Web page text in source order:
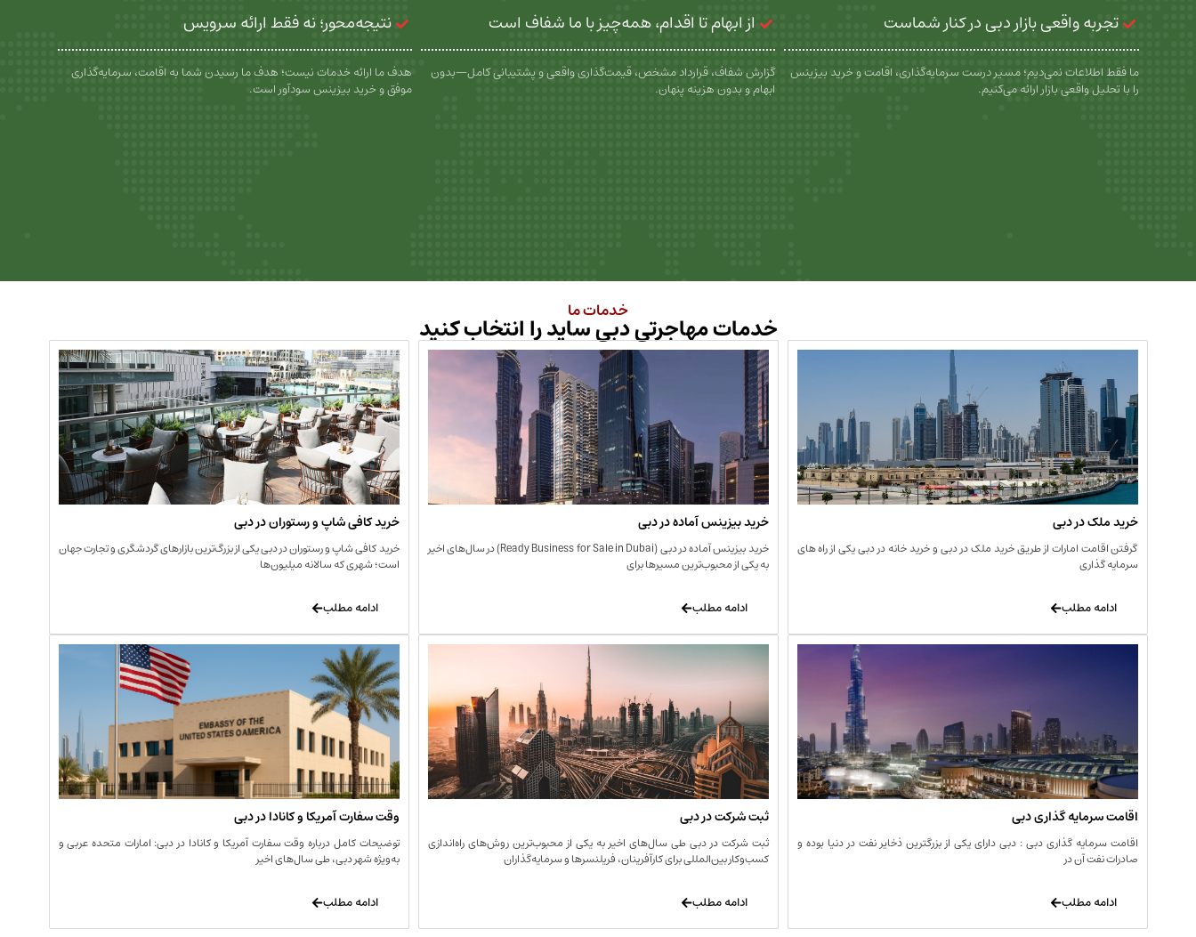
تجربه واقعی بازار دبی در کنار شماست
ما فقط اطلاعات نمی‌دیم؛ مسیر درست سرمایه‌گذاری، اقامت و خرید بیزینس
را با تحلیل واقعی بازار ارائه می‌کنیم.
از ابهام تا اقدام، همه‌چیز با ما شفاف است
گزارش شفاف، قرارداد مشخص، قیمت‌گذاری واقعی و پشتیبانی کامل—بدون
ابهام و بدون هزینه پنهان.
نتیجه‌محور؛ نه فقط ارائه سرویس
هدف ما ارائه خدمات نیست؛ هدف ما رسیدن شما به اقامت، سرمایه‌گذاری
موفق و خرید بیزینس سودآور است.
خدمات ما
خدمات مهاجرتی دبی ساید را انتخاب کنید
خرید ملک در دبی
گرفتن اقامت امارات از طریق خرید ملک در دبی و خرید خانه در دبی یکی از راه های
سرمایه گذاری
ادامه مطلب
خرید بیزینس آماده در دبی
خرید بیزینس آماده در دبی (Ready Business for Sale in Dubai) در سال‌های اخیر
به یکی از محبوب‌ترین مسیرها برای
ادامه مطلب
خرید کافی‌ شاپ و رستوران در دبی
خرید کافی‌ شاپ و رستوران در دبی یکی از بزرگ‌ترین بازارهای گردشگری و تجارت جهان
است؛ شهری که سالانه میلیون‌ها
ادامه مطلب
اقامت سرمایه گذاری دبی
اقامت سرمایه گذاری دبی : دبی دارای یکی از بزرگترین ذخایر نفت در دنیا بوده و
صادرات نفت آن در
ادامه مطلب
ثبت شرکت در دبی
ثبت شرکت در دبی طی سال‌های اخیر به یکی از محبوب‌ترین روش‌های راه‌اندازی
کسب‌وکار بین‌المللی برای کارآفرینان، فریلنسرها و سرمایه‌گذاران
ادامه مطلب
وقت سفارت آمریکا و کانادا در دبی
توضیحات کامل درباره وقت سفارت آمریکا و کانادا در دبی: امارات متحده عربی و
به‌ویژه شهر دبی، طی سال‌های اخیر
ادامه مطلب